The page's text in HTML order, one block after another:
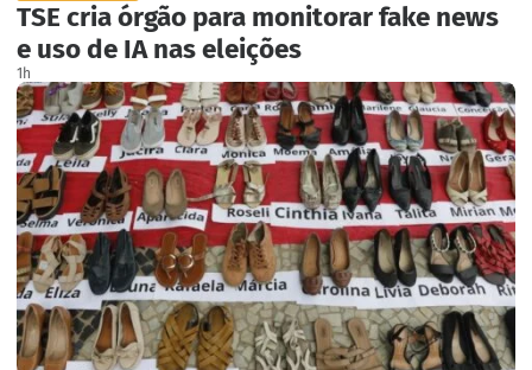
TSE cria órgão para monitorar fake news
e uso de IA nas eleições
1h